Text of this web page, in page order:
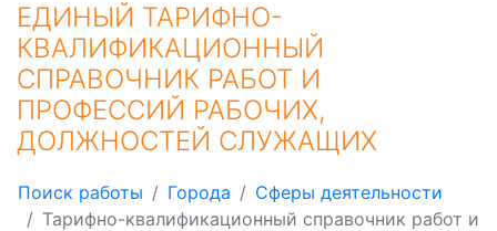
ЕДИНЫЙ ТАРИФНО-
КВАЛИФИКАЦИОННЫЙ
СПРАВОЧНИК РАБОТ И
ПРОФЕССИЙ РАБОЧИХ,
ДОЛЖНОСТЕЙ СЛУЖАЩИХ
Поиск работы Города
Сферы деятельности
Тарифно-квалификационный справочник работ и